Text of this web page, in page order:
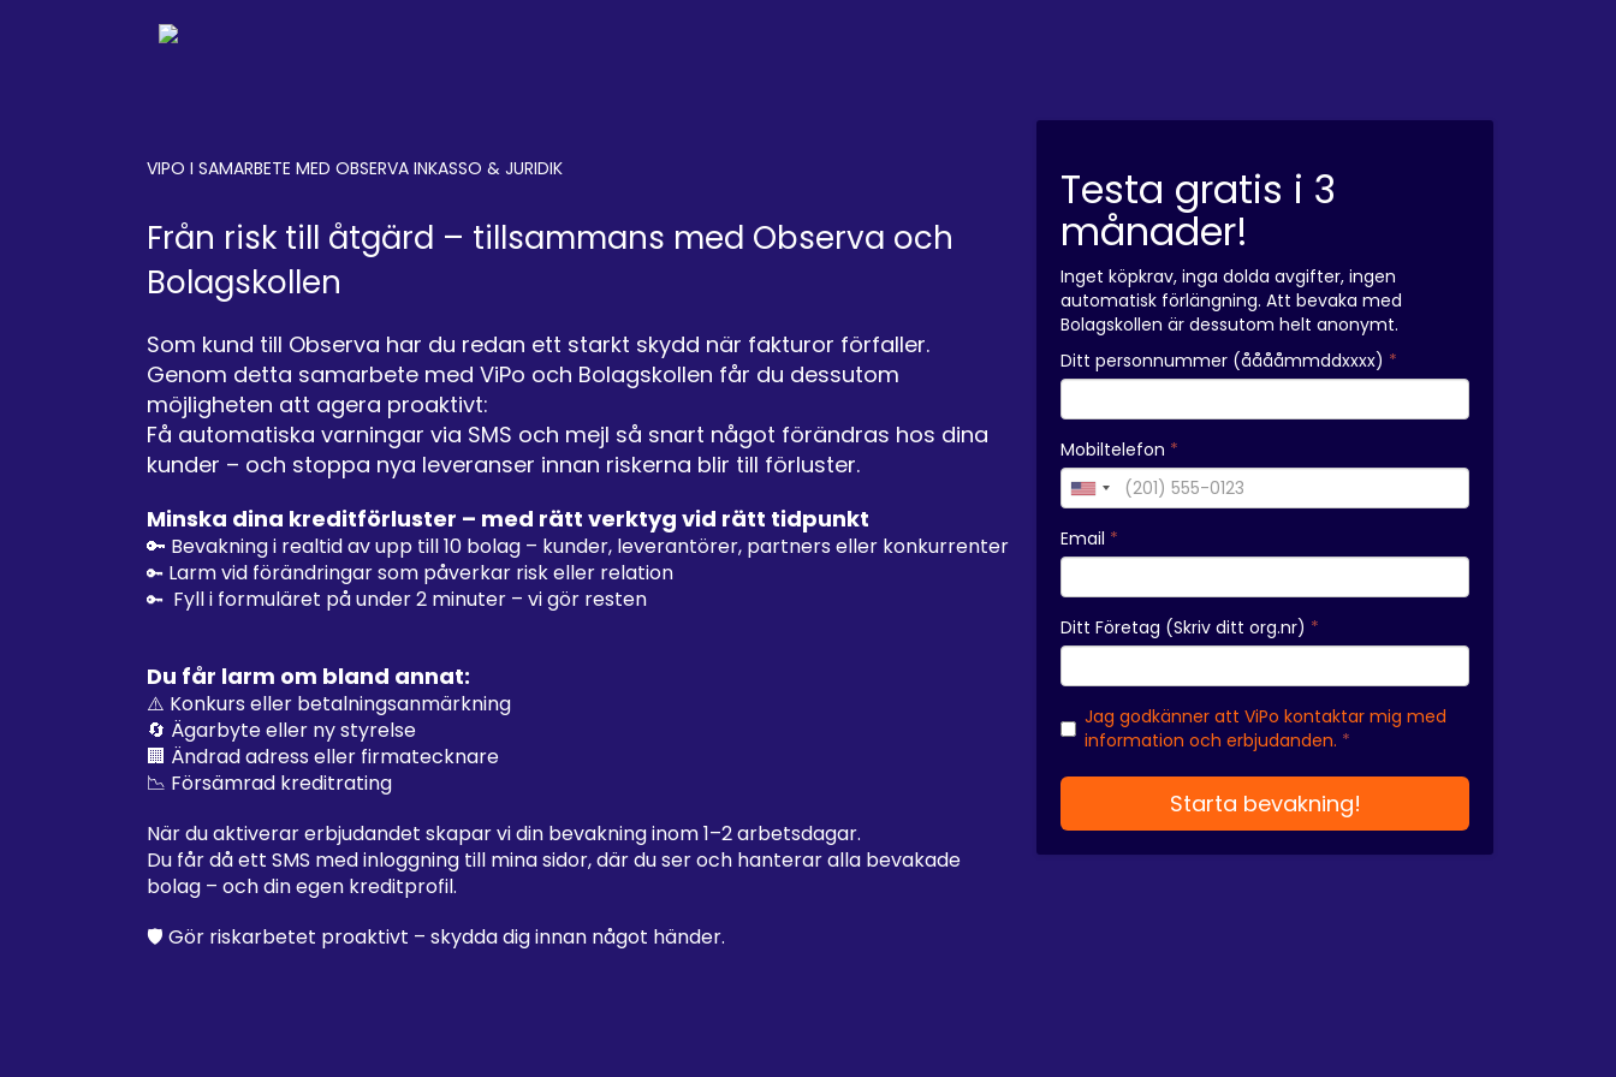
VIPO I SAMARBETE MED OBSERVA INKASSO & JURIDIK
Från risk till åtgärd – tillsammans med Observa och
Bolagskollen
Som kund till Observa har du redan ett starkt skydd när fakturor förfaller.
Genom detta samarbete med ViPo och Bolagskollen får du dessutom
möjligheten att agera proaktivt:
Få automatiska varningar via SMS och mejl så snart något förändras hos dina
kunder – och stoppa nya leveranser innan riskerna blir till förluster.
Minska dina kreditförluster – med rätt verktyg vid rätt tidpunkt
🔑 Bevakning i realtid av upp till 10 bolag – kunder, leverantörer, partners eller konkurrenter
🔑 Larm vid förändringar som påverkar risk eller relation
🔑 Fyll i formuläret på under 2 minuter – vi gör resten
Du får larm om bland annat:
⚠️ Konkurs eller betalningsanmärkning
🔄 Ägarbyte eller ny styrelse
🏢 Ändrad adress eller firmatecknare
📉 Försämrad kreditrating
När du aktiverar erbjudandet skapar vi din bevakning inom 1–2 arbetsdagar.
Du får då ett SMS med inloggning till mina sidor, där du ser och hanterar alla bevakade
bolag – och din egen kreditprofil.
🛡️ Gör riskarbetet proaktivt – skydda dig innan något händer.
Testa gratis i 3
månader!
Inget köpkrav, inga dolda avgifter, ingen
automatisk förlängning. Att bevaka med
Bolagskollen är dessutom helt anonymt.
Ditt personnummer (ååååmmddxxxx) *
Mobiltelefon *
Email *
Ditt Företag (Skriv ditt org.nr) *
Jag godkänner att ViPo kontaktar mig med
information och erbjudanden. *
Starta bevakning!